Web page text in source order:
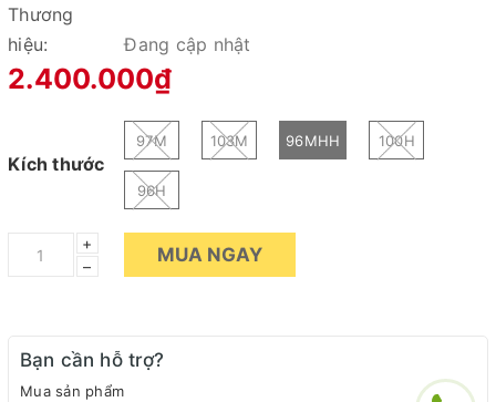
Thương
hiệu:
Đang cập nhật
2.400.000₫
Kích thước
97M 103M 96MHH 100H
96H
+
–
MUA NGAY
Bạn cần hỗ trợ?
Mua sản phẩm